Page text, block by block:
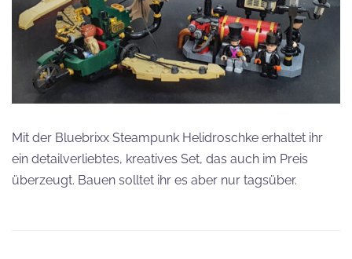
Mit der Bluebrixx Steampunk Helidroschke erhaltet ihr
ein detailverliebtes, kreatives Set, das auch im Preis
überzeugt. Bauen solltet ihr es aber nur tagsüber.